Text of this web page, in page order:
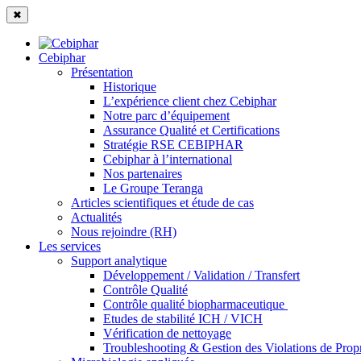
✖
Cebiphar
Présentation
Historique
L’expérience client chez Cebiphar
Notre parc d’équipement
Assurance Qualité et Certifications
Stratégie RSE CEBIPHAR
Cebiphar à l’international
Nos partenaires
Le Groupe Teranga
Articles scientifiques et étude de cas
Actualités
Nous rejoindre (RH)
Les services
Support analytique
Développement / Validation / Transfert
Contrôle Qualité
Contrôle qualité biopharmaceutique
Etudes de stabilité ICH / VICH
Vérification de nettoyage
Troubleshooting & Gestion des Violations de